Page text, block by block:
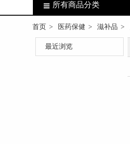
所有商品分类
首页 > 医药保健 > 滋补品 >
最近浏览